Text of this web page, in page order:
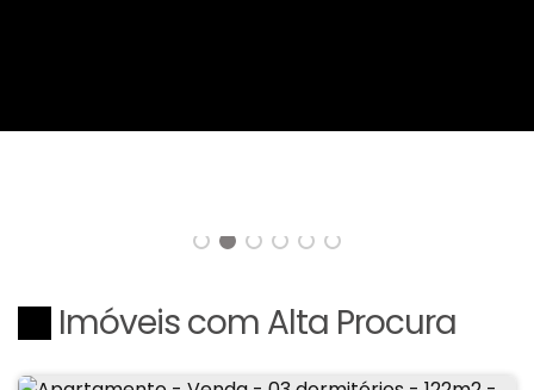
Imóveis com Alta Procura